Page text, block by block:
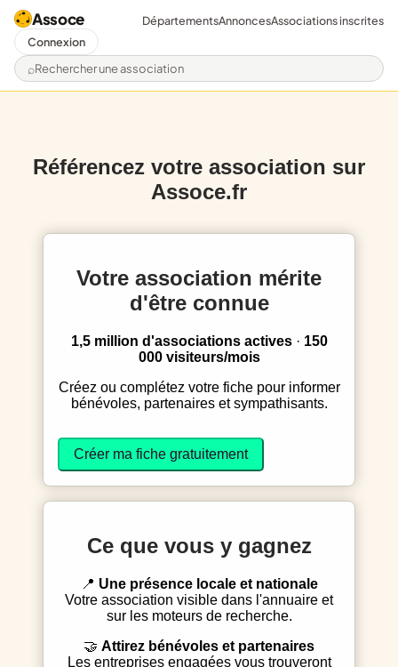
Assoce
Rechercher une association
DépartementsAnnoncesAssociations inscrites
Connexion
Référencez votre association sur
Assoce.fr
Votre association mérite
d'être connue
1,5 million d'associations actives· 150
000 visiteurs/mois
Créez ou complétez votre fiche pour informer
bénévoles, partenaires et sympathisants.
Créer ma fiche gratuitement
Ce que vous y gagnez
Une présence locale et nationale
Votre association visible dans l'annuaire et
sur les moteurs de recherche.
Attirez bénévoles et partenaires
Les entreprises engagées vous trouveront